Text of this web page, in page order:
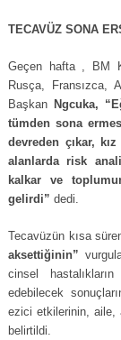
TECAVÜZ SONA
Geçen hafta , BM
Rusça, Fransızca,
Başkan Ngcuka,
tümden sona
devreden çıkar,
alanlarda risk
kalkar ve
gelirdi” dedi.
Tecavüzün kısa
aksettiğinin”
cinsel
edebilecek
ezici etkilerinin, aile,
belirtildi.